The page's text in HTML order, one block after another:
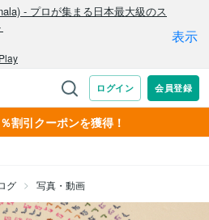
割引クーポンを獲得！
グ 写真・動画